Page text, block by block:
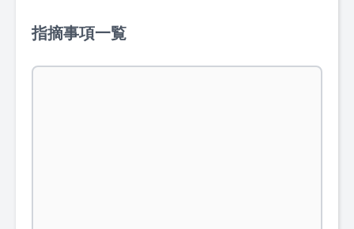
指摘事項一覧